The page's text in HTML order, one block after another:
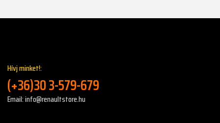
Hívj minket!:
(+36)30 3-579-679
Email: info@renaultstore.hu